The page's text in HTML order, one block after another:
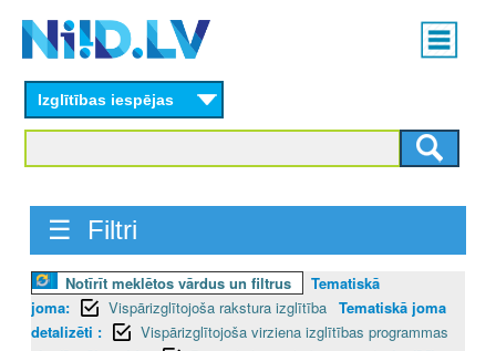
content
Main
menu
Izglītības iespējas
☰ Filtri
Notīrīt meklētos vārdus un filtrus
Tematiskā
joma:
Vispārizglītojoša rakstura izglītība Tematiskā joma
detalizēti :
Vispārizglītojoša virziena izglītības programmas